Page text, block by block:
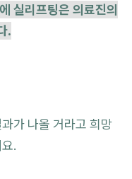
실리프팅은 의료진의
.
가 나올 거라고 희망
.